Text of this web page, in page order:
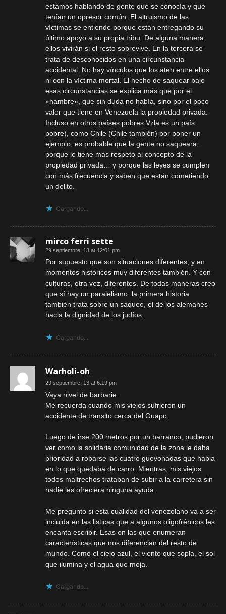
estamos hablando de gente que se conocía y que
tenían un opresor común. El altruismo de las
víctimas se entiende porque están entregando su
último apoyo a su propia tribu. De alguna manera
ellos vivirán si el resto sobrevive. En la tercera se
trata de desconocidos en una circunstancia
accidental. No hay vínculos que los aten entre ellos
ni con la víctima mortal. El hecho de saquear bajo
esas circunstancias se explica más que por el
«hambre», que sin duda no había, sino por el poco
valor que tiene en Venezuela la propiedad privada.
Incluso en otros países pobres Vzla es un país
pobre), como Chile (Chile también) por poner un
ejemplo, es probable que la gente no saqueara,
porque le tiene más respeto al concepto de la
propiedad privada… y porque las leyes se cumplen
con más frecuencia y saben que están cometiendo
un delito.
Cargando...
mirco ferri sette
29 septiembre, 13 at 12:01 pm
Por supuesto que son situaciones diferentes, y en
momentos históricos muy diferentes también. Y con
culturas, otra vez, diferentes. De todas maneras creo
que sí hay un paralelismo: la primera historia
también trata sobre un saqueo, el de los alemanes
hacia la dignidad de los judíos.
Cargando...
Warholi-oh
29 septiembre, 13 at 6:19 pm
Vaya nivel de barbarie.
Me recuerda cuando mis viejos sufrieron un
accidente de transito cerca del Guapo.
Luego de irse 200 metros por un barranco, pudieron
ver como la solidaria comunidad de la zona le daba
prioridad a robarse las cuatro guevonadas que habia
en lo que quedaba de carro. Mientras, mis viejos
todos maltrechos trataban de subir a la carretera sin
nadie les ofreciera ninguna ayuda.
Me pregunto si esta cualidad del venezolano va a ser
incluida en las listicas que a algunos oligofrénicos les
encanta escribir. Esas en las que enumeran
características que nos diferencian del resto de
mundo. Como el cielo azul, el viento que sopla, el sol
que ilumina y el agua que moja.
Cargando...